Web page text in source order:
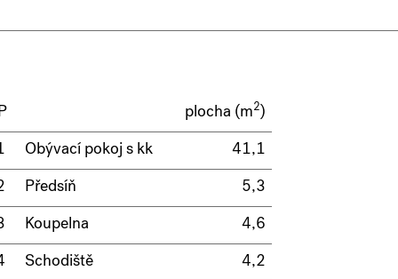
plocha (m2)
Obývací pokoj s kk 41,1
Předsíň 5,3
Koupelna 4,6
Schodiště 4,2